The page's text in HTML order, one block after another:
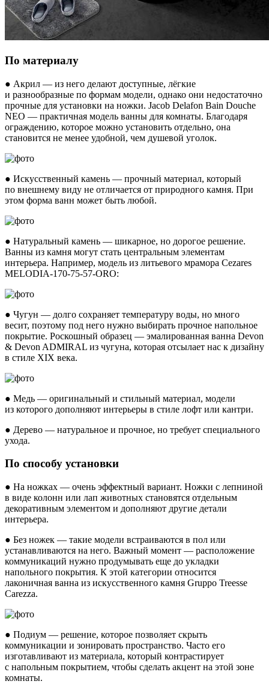
По материалу
● Акрил — из него делают доступные, лёгкие
и разнообразные по формам модели, однако они недостаточно
прочные для установки на ножки. Jacob Delafon Bain Douche
NEO — практичная модель ванны для комнаты. Благодаря
ограждению, которое можно установить отдельно, она
становится не менее удобной, чем душевой уголок.
● Искусственный камень — прочный материал, который
по внешнему виду не отличается от природного камня. При
этом форма ванн может быть любой.
● Натуральный камень — шикарное, но дорогое решение.
Ванны из камня могут стать центральным элементам
интерьера. Например, модель из литьевого мрамора Cezares
MELODIA-170-75-57-ORO:
● Чугун — долго сохраняет температуру воды, но много
весит, поэтому под него нужно выбирать прочное напольное
покрытие. Роскошный образец — эмалированная ванна Devon
& Devon ADMIRAL из чугуна, которая отсылает нас к дизайну
в стиле XIX века.
● Медь — оригинальный и стильный материал, модели
из которого дополняют интерьеры в стиле лофт или кантри.
● Дерево — натуральное и прочное, но требует специального
ухода.
По способу установки
● На ножках — очень эффектный вариант. Ножки с лепниной
в виде колонн или лап животных становятся отдельным
декоративным элементом и дополняют другие детали
интерьера.
● Без ножек — такие модели встраиваются в пол или
устанавливаются на него. Важный момент — расположение
коммуникаций нужно продумывать еще до укладки
напольного покрытия. К этой категории относится
лаконичная ванна из искусственного камня Gruppo Treesse
Carezza.
● Подиум — решение, которое позволяет скрыть
коммуникации и зонировать пространство. Часто его
изготавливают из материала, который контрастирует
с напольным покрытием, чтобы сделать акцент на этой зоне
комнаты.